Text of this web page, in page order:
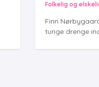
Folkelig og
Finn
tunge drenge